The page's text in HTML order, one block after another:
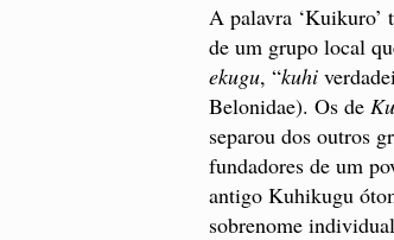
A palavra ‘Kuikuro’
de um grupo local
ekugu, “kuhi
Belonidae). Os de
separou dos outros
fundadores de um
antigo Kuhikugu
sobrenome